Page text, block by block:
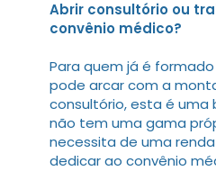
Abrir consultório ou
convênio médico?
Para quem já é
pode arcar com a
consultório, esta é uma
não tem uma gama
necessita de uma
dedicar ao convênio